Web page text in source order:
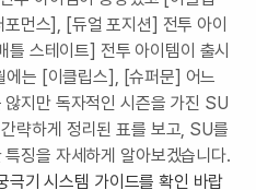
먼스], [듀얼 포지션] 전투 아이
스테이트] 전투 아이템이 출시
는 [이클립스], [슈퍼문] 어느
지만 독자적인 시즌을 가진 SU
략하게 정리된 표를 보고, SU를
징을 자세하게 알아보겠습니다.
기 시스템 가이드를 확인 바랍